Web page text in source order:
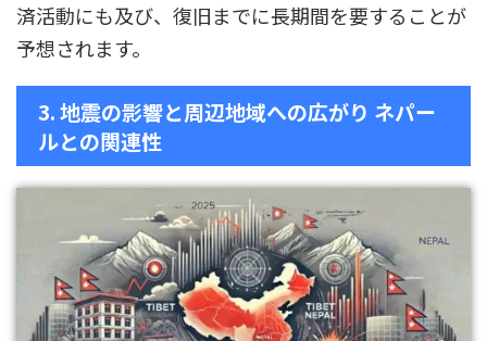
済活動にも及び、復旧までに長期間を要することが
予想されます。
3. 地震の影響と周辺地域への広がり ネパー
ルとの関連性